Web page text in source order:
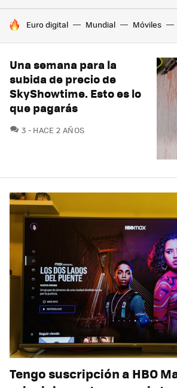
HOY SE HABLA DE
Euro digital Mundial Móviles
Una semana para la
subida de precio de
SkyShowtime. Esto es lo
que pagarás
3 COMENTARIOS
HACE 2 AÑOS
Tengo suscripción a HBO